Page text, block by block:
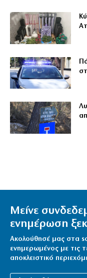
Μείνε
ενημέρωση
Ακολούθησέ μας στα
ενημερωμένος με τις
αποκλειστικό